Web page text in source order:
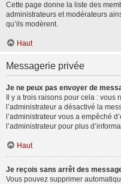
Cette page donne la liste des
administrateurs et modérateurs
qu’ils modèrent.
Haut
Messagerie privée
Je ne peux pas envoyer de
Il y a trois raisons pour cela : vous
l’administrateur a désactivé la
l’administrateur vous a empêché
l’administrateur pour plus
Haut
Je reçois sans arrêt des
Vous pouvez supprimer